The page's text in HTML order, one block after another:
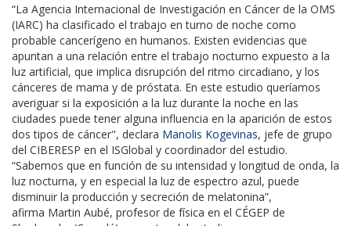
“La Agencia Internacional de Investigación en Cáncer de la OMS
(IARC) ha clasificado el trabajo en turno de noche como
probable cancerígeno en humanos. Existen evidencias que
apuntan a una relación entre el trabajo nocturno expuesto a la
luz artificial, que implica disrupción del ritmo circadiano, y los
cánceres de mama y de próstata. En este estudio queríamos
averiguar si la exposición a la luz durante la noche en las
ciudades puede tener alguna influencia en la aparición de estos
dos tipos de cáncer", declara Manolis Kogevinas, jefe de grupo
del CIBERESP en el ISGlobal y coordinador del estudio.
“Sabemos que en función de su intensidad y longitud de onda, la
luz nocturna, y en especial la luz de espectro azul, puede
disminuir la producción y secreción de melatonina”,
afirma Martin Aubé, profesor de física en el CÉGEP de